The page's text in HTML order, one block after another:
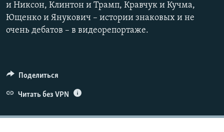
и Никсон, Клинтон и Трамп, Кравчук и Кучма,
Ющенко и Янукович – истории знаковых и не
очень дебатов – в видеорепортаже.
Поделиться
Читать без VPN